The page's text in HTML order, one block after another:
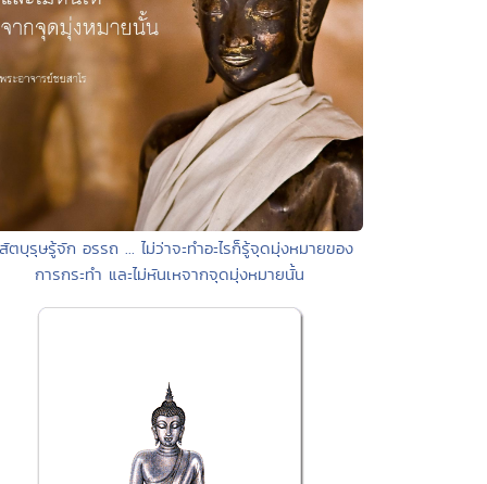
ตบุรุษรู้จัก อรรถ ... ไม่ว่าจะทำอะไรก็รู้จุดมุ่งหมายของ
การกระทำ และไม่หันเหจากจุดมุ่งหมายนั้น